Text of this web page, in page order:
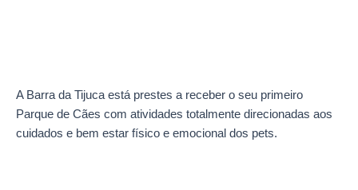
A Barra da Tijuca está prestes a receber o seu primeiro
Parque de Cães com atividades totalmente direcionadas aos
cuidados e bem estar físico e emocional dos pets.